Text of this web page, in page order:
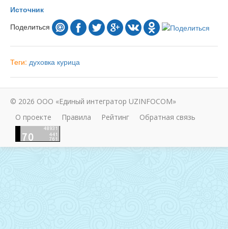
Источник
Поделиться
Теги: духовка курица
© 2026 ООО «Единый интегратор UZINFOCOM»
О проекте
Правила Рейтинг Обратная связь